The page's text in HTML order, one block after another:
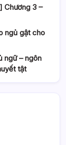
Chương 3 –
ngủ gật cho
ngữ – ngôn
tật